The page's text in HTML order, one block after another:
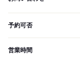
予約可否
営業時間